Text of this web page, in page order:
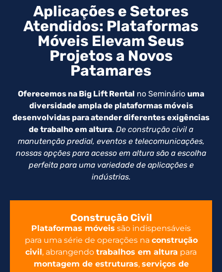
Aplicações e Setores
Atendidos: Plataformas
Móveis Elevam Seus
Projetos a Novos
Patamares
Oferecemos na Big Lift Rental no Seminário uma
diversidade ampla de plataformas móveis
desenvolvidas para atender diferentes exigências
de trabalho em altura. De construção civil a
manutenção predial, eventos e telecomunicações,
nossas opções para acesso em altura são a escolha
perfeita para uma variedade de aplicações e
indústrias.
Construção Civil
Plataformas móveis são indispensáveis
para uma série de operações na construção
civil, abrangendo trabalhos em altura para
montagem de estruturas, serviços de